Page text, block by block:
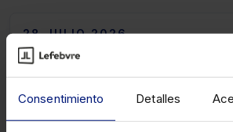
Consentimiento Detalles
28 JULIO 2026
Comprobación de valor
tasación hipotecaria no
El método de comprobación basado
tasación hipotecaria solo es